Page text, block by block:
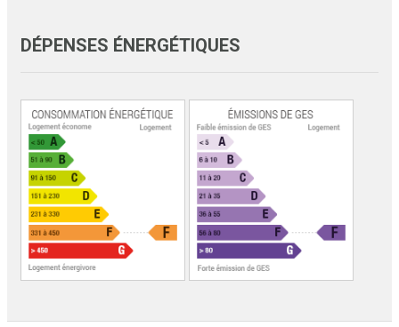
DÉPENSES ÉNERGÉTIQUES